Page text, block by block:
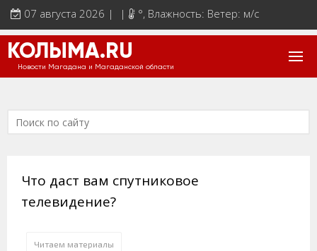
07 августа 2026 | | °, Влажность: Ветер: м/с
КОЛЫМА.RU
Новости Магадана и Магаданской области
Что даст вам спутниковое
телевидение?
Читаем материалы